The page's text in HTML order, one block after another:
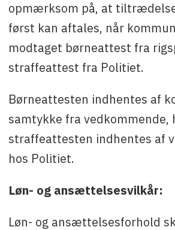
opmærksom på, at
først kan aftales, når
modtaget børneattest fra
straffeattest fra Politiet.
Børneattesten indhentes af
samtykke fra vedkommende,
straffeattesten indhentes af
hos Politiet.
Løn- og ansættelsesvilkår:
Løn- og ansættelsesforhold